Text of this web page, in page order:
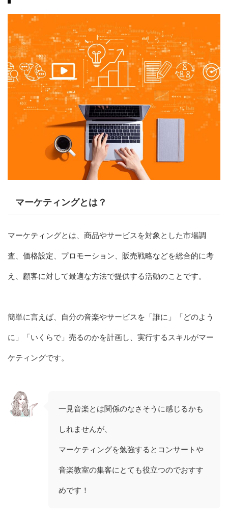
マーケティングとは？
マーケティングとは、商品やサービスを対象とした市場調
査、価格設定、プロモーション、販売戦略などを総合的に考
え、顧客に対して最適な方法で提供する活動のことです。
簡単に言えば、自分の音楽やサービスを「誰に」「どのよう
に」「いくらで」売るのかを計画し、実行するスキルがマー
ケティングです。
一見音楽とは関係のなさそうに感じるかも
しれませんが、
マーケティングを勉強するとコンサートや
音楽教室の集客にとても役立つのでおすす
めです！